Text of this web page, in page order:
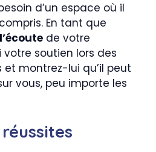
d’un espace où il
En tant que
de votre
soutien lors des
montrez-lui qu’il peut
vous, peu importe les